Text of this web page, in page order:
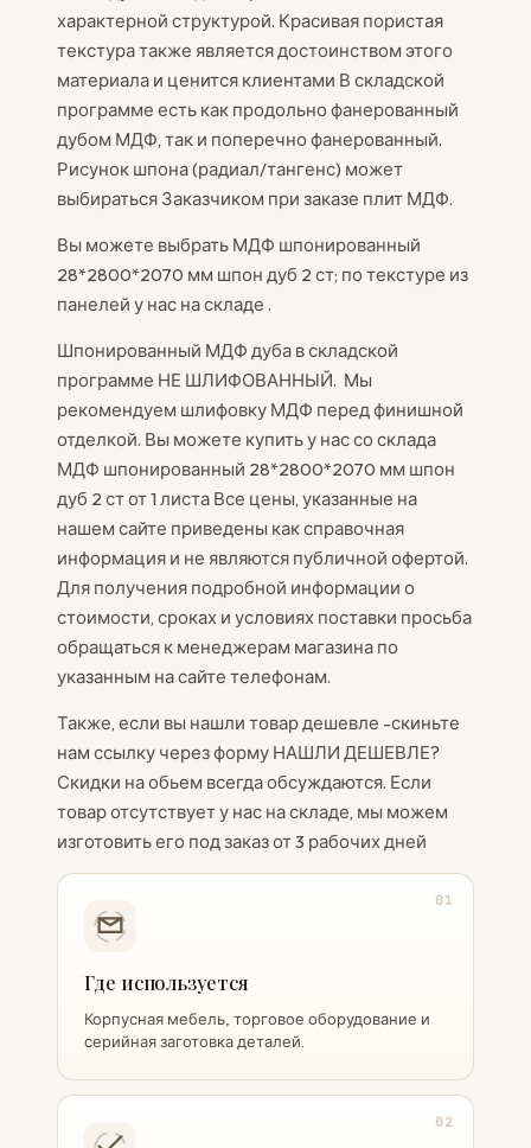
характерной структурой. Красивая пористая
текстура также является достоинством этого
материала и ценится клиентами В складской
программе есть как продольно фанерованный
дубом МДФ, так и поперечно фанерованный.
Рисунок шпона (радиал/тангенс) может
выбираться Заказчиком при заказе плит МДФ.
Вы можете выбрать МДФ шпонированный
28*2800*2070 мм шпон дуб 2 ст; по текстуре из
панелей у нас на складе .
Шпонированный МДФ дуба в складской
программе НЕ ШЛИФОВАННЫЙ. Мы
рекомендуем шлифовку МДФ перед финишной
отделкой. Вы можете купить у нас со склада
МДФ шпонированный 28*2800*2070 мм шпон
дуб 2 ст от 1 листа Все цены, указанные на
нашем сайте приведены как справочная
информация и не являются публичной офертой.
Для получения подробной информации о
стоимости, сроках и условиях поставки просьба
обращаться к менеджерам магазина по
указанным на сайте телефонам.
Также, если вы нашли товар дешевле -скиньте
нам ссылку через форму НАШЛИ ДЕШЕВЛЕ?
Скидки на обьем всегда обсуждаются. Если
товар отсутствует у нас на складе, мы можем
изготовить его под заказ от 3 рабочих дней
01
Где используется
Корпусная мебель, торговое оборудование и
серийная заготовка деталей.
02